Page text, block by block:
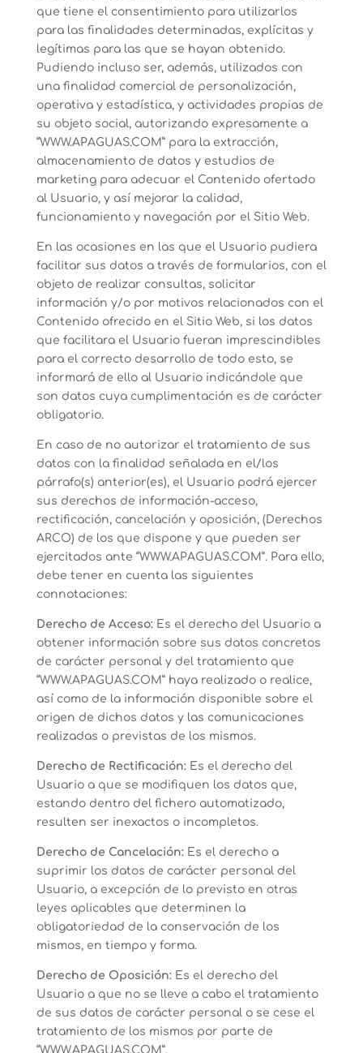
que tiene el consentimiento para utilizarlos
para las finalidades determinadas, explícitas y
legítimas para las que se hayan obtenido.
Pudiendo incluso ser, además, utilizados con
una finalidad comercial de personalización,
operativa y estadística, y actividades propias de
su objeto social, autorizando expresamente a
“WWW.APAGUAS.COM” para la extracción,
almacenamiento de datos y estudios de
marketing para adecuar el Contenido ofertado
al Usuario, y así mejorar la calidad,
funcionamiento y navegación por el Sitio Web.
En las ocasiones en las que el Usuario pudiera
facilitar sus datos a través de formularios, con el
objeto de realizar consultas, solicitar
información y/o por motivos relacionados con el
Contenido ofrecido en el Sitio Web, si los datos
que facilitara el Usuario fueran imprescindibles
para el correcto desarrollo de todo esto, se
informará de ello al Usuario indicándole que
son datos cuya cumplimentación es de carácter
obligatorio.
En caso de no autorizar el tratamiento de sus
datos con la finalidad señalada en el/los
párrafo(s) anterior(es), el Usuario podrá ejercer
sus derechos de información-acceso,
rectificación, cancelación y oposición, (Derechos
ARCO) de los que dispone y que pueden ser
ejercitados ante “WWW.APAGUAS.COM”. Para ello,
debe tener en cuenta las siguientes
connotaciones:
Derecho de Acceso:Es el derecho del Usuario a
obtener información sobre sus datos concretos
de carácter personal y del tratamiento que
“WWW.APAGUAS.COM” haya realizado o realice,
así como de la información disponible sobre el
origen de dichos datos y las comunicaciones
realizadas o previstas de los mismos.
Derecho de Rectificación:Es el derecho del
Usuario a que se modifiquen los datos que,
estando dentro del fichero automatizado,
resulten ser inexactos o incompletos.
Derecho de Cancelación:Es el derecho a
suprimir los datos de carácter personal del
Usuario, a excepción de lo previsto en otras
leyes aplicables que determinen la
obligatoriedad de la conservación de los
mismos, en tiempo y forma.
Derecho de Oposición:Es el derecho del
Usuario a que no se lleve a cabo el tratamiento
de sus datos de carácter personal o se cese el
tratamiento de los mismos por parte de
“WWW.APAGUAS.COM”.